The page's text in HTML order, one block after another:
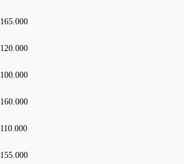
165.000
120.000
100.000
160.000
110.000
155.000